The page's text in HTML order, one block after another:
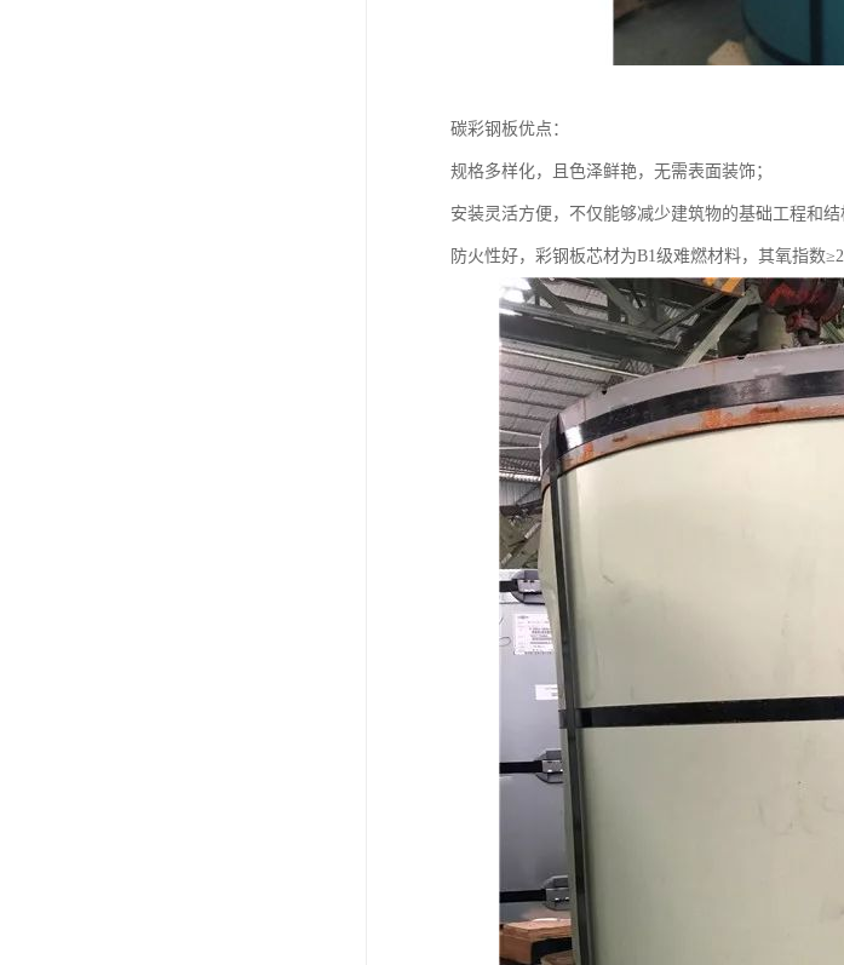
碳彩钢板优点：
规格多样化，且色泽鲜艳，无需表面装饰；
安装灵活方便，不仅能够减少建筑物的基础工程和
防火性好，彩钢板芯材为B1级难燃材料，其氧指数